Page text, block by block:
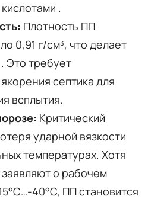
.
Плотность ПП
0,91 г/см³, что делает
. Это требует
септика для
всплытия.
Критический
ударной вязкости
температурах. Хотя
о рабочем
40°C, ПП становится